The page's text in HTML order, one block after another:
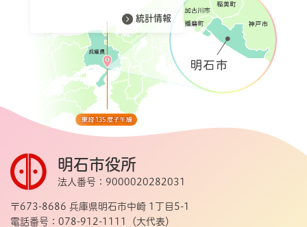
統計情報
明石市役所
法人番号：9000020282031
〒673-8686 兵庫県明石市中崎 1丁目5-1
電話番号：078-912-1111（大代表）